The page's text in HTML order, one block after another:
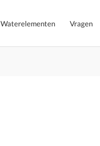
Waterelementen Vragen